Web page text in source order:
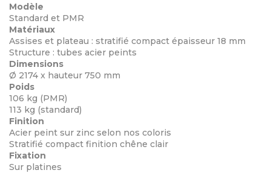
Modèle
Standard et PMR
Matériaux
Assises et plateau : stratifié compact épaisseur 18 mm
Structure : tubes acier peints
Dimensions
Ø 2174 x hauteur 750 mm
Poids
106 kg (PMR)
113 kg (standard)
Finition
Acier peint sur zinc selon nos coloris
Stratifié compact finition chêne clair
Fixation
Sur platines